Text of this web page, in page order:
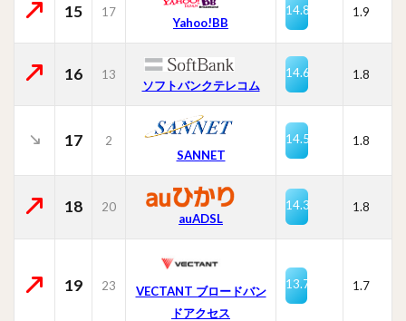
15 17
Yahoo!BB
14.8 1.9
16 13
ソフトバンクテレコム
14.6 1.8
17
2
SANNET
14.5 1.8
18
20
auADSL
14.3 1.8
19 23
VECTANT ブロードバン
ドアクセス
13.7 1.7